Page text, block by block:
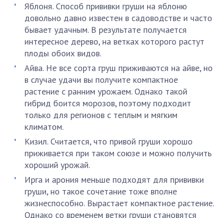
Яблоня. Способ прививки груши на яблоню
довольно давно известен в садоводстве и часто
бывает удачным. В результате получается
интересное дерево, на ветках которого растут
плоды обоих видов.
Айва. Не все сорта груш приживаются на айве, но
в случае удачи вы получите компактное
растение с ранним урожаем. Однако такой
гибрид боится морозов, поэтому подходит
только для регионов с теплым и мягким
климатом.
Кизил. Считается, что привой груши хорошо
приживается при таком союзе и можно получить
хороший урожай.
Ирга и арония меньше подходят для прививки
груши, но такое сочетание тоже вполне
жизнеспособно. Вырастает компактное растение.
Однако со временем ветки груши становятся